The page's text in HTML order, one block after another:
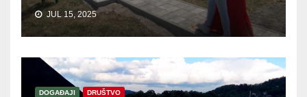
JUL 15, 2025
DOGAĐAJI DRUŠTVO